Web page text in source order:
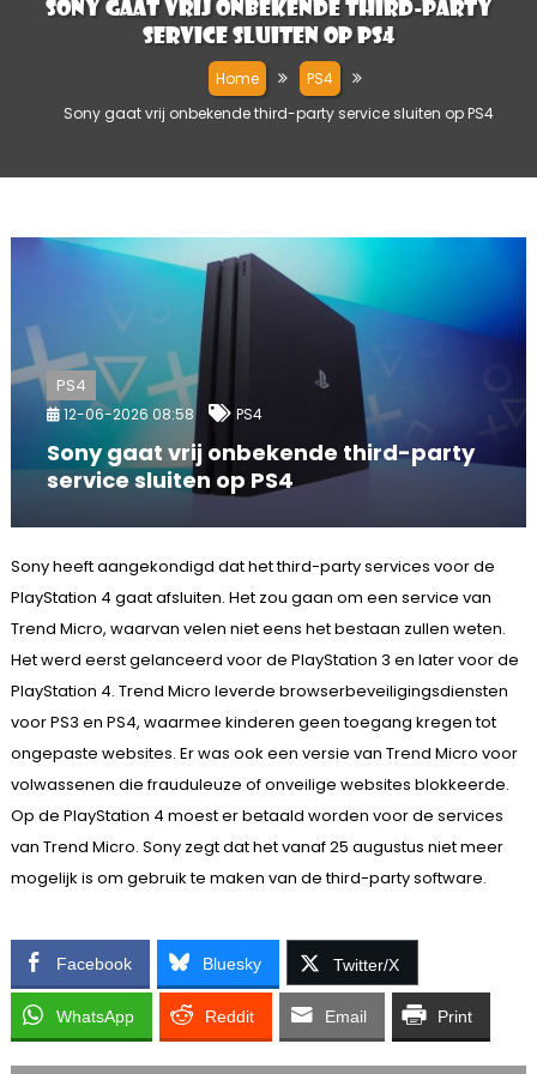
Sony gaat vrij onbekende third-party
service sluiten op PS4
Home
PS4
Sony gaat vrij onbekende third-party service sluiten op PS4
PS4
12-06-2026 08:58 PS4
Sony gaat vrij onbekende third-party
service sluiten op PS4
Sony heeft aangekondigd dat het third-party services voor de
PlayStation 4 gaat afsluiten. Het zou gaan om een service van
Trend Micro, waarvan velen niet eens het bestaan zullen weten.
Het werd eerst gelanceerd voor de PlayStation 3 en later voor de
PlayStation 4. Trend Micro leverde browserbeveiligingsdiensten
voor PS3 en PS4, waarmee kinderen geen toegang kregen tot
ongepaste websites. Er was ook een versie van Trend Micro voor
volwassenen die frauduleuze of onveilige websites blokkeerde.
Op de PlayStation 4 moest er betaald worden voor de services
van Trend Micro. Sony zegt dat het vanaf 25 augustus niet meer
mogelijk is om gebruik te maken van de third-party software.
Facebook Bluesky Twitter/X
WhatsApp Reddit Email Print